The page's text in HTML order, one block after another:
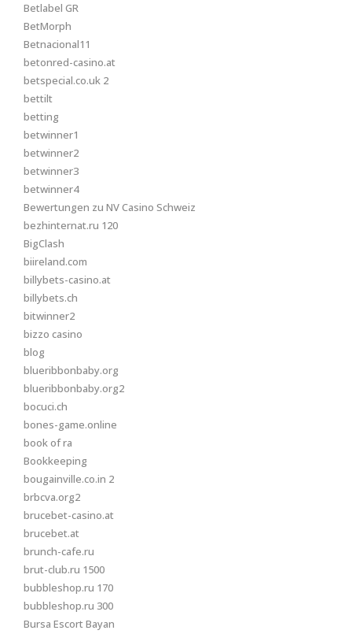
Betlabel GR
BetMorph
Betnacional11
betonred-casino.at
betspecial.co.uk 2
bettilt
betting
betwinner1
betwinner2
betwinner3
betwinner4
Bewertungen zu NV Casino Schweiz
bezhinternat.ru 120
BigClash
biireland.com
billybets-casino.at
billybets.ch
bitwinner2
bizzo casino
blog
blueribbonbaby.org
blueribbonbaby.org2
bocuci.ch
bones-game.online
book of ra
Bookkeeping
bougainville.co.in 2
brbcva.org2
brucebet-casino.at
brucebet.at
brunch-cafe.ru
brut-club.ru 1500
bubbleshop.ru 170
bubbleshop.ru 300
Bursa Escort Bayan